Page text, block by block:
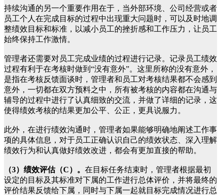
持续沟通的另一个重要作用在于，当外部环境、公司经营或者
员工个人在完成目标的过程中出现重大问题时，可以及时地调
整绩效目标和标准，以减小员工的挫折感和工作压力，让员工
始终保持工作激情。
管理者还需要对员工完成业绩的过程进行记录。记录员工绩效
过程有利于在考核时做到“没有意外”。这里所称的没有意外，
是指在考核反馈面谈时，管理者和员工对考核结果都不会感到
意外，一切都在双方预料之中，所有被考核的内容都在沟通与
辅导的过程中进行了认真细致的交流，并做了详细的记录，这
使得绩效考核的结果更加公平、公正，更具说服力。
此外，在进行绩效沟通时，管理者如果能够明确地阐述工作事
项的具体信息，对于员工正确认识自己的绩效状态、深入理解
绩效行为和认真做好绩效改进，都会有更加直接的帮助。
（3）绩效评估（C）。 在目标任务结束时，管理者根据最初
设定的目标及其标准对下属的工作进行总体评价，并将最终的
评价结果反馈给下属，同时与下属一起就目标完成情况进行总